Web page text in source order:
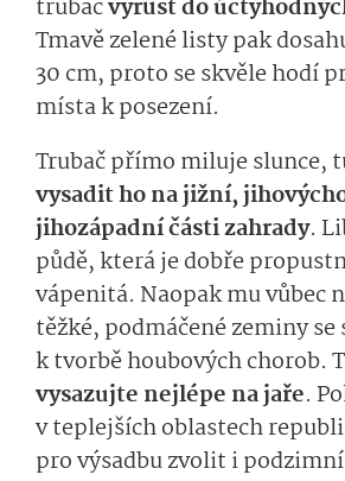
trubačvyrůst do
Tmavě zelené listy pak
30 cm, proto se skvěle hodí
místa k posezení.
Trubač přímo miluje slunce,
vysadit ho na jižní,
jihozápadní části zahrady.
půdě, která je dobře
vápenitá. Naopak mu vůbec
těžké, podmáčené zeminy
k tvorbě houbových chorob.
vysazujte nejlépe na jaře.
v teplejších oblastech
pro výsadbu zvolit i